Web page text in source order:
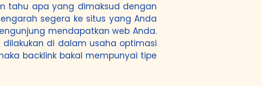
tahu apa yang dimaksud dengan
segera ke situs yang Anda
mendapatkan web Anda.
di dalam usaha optimasi
backlink bakal mempunyai tipe